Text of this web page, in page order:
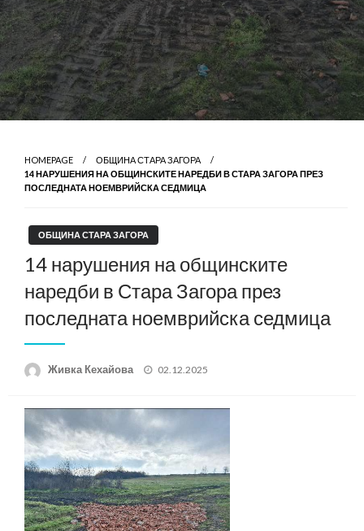
HOMEPAGE
ОБЩИНА СТАРА ЗАГОРА
14 НАРУШЕНИЯ НА ОБЩИНСКИТЕ НАРЕДБИ В СТАРА ЗАГОРА ПРЕЗ
ПОСЛЕДНАТА НОЕМВРИЙСКА СЕДМИЦА
ОБЩИНА СТАРА ЗАГОРА
14 нарушения на общинските
наредби в Стара Загора през
последната ноемврийска седмица
Живка Кехайова
Posted
02.12.2025